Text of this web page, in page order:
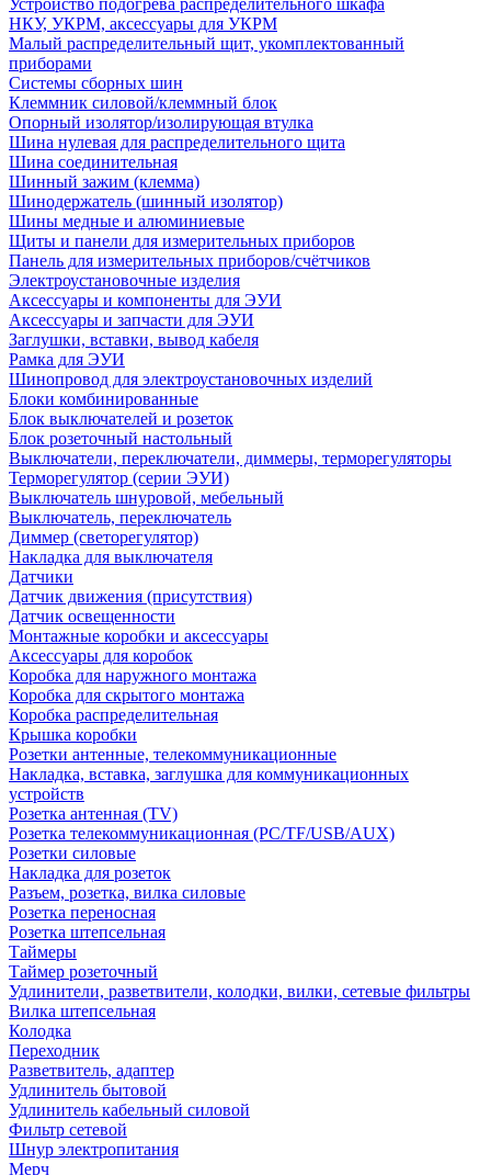
Устройство подогрева распределительного шкафа
НКУ, УКРМ, аксессуары для УКРМ
Малый распределительный щит, укомплектованный
приборами
Системы сборных шин
Клеммник силовой/клеммный блок
Опорный изолятор/изолирующая втулка
Шина нулевая для распределительного щита
Шина соединительная
Шинный зажим (клемма)
Шинодержатель (шинный изолятор)
Шины медные и алюминиевые
Щиты и панели для измерительных приборов
Панель для измерительных приборов/счётчиков
Электроустановочные изделия
Аксессуары и компоненты для ЭУИ
Аксессуары и запчасти для ЭУИ
Заглушки, вставки, вывод кабеля
Рамка для ЭУИ
Шинопровод для электроустановочных изделий
Блоки комбинированные
Блок выключателей и розеток
Блок розеточный настольный
Выключатели, переключатели, диммеры, терморегуляторы
Терморегулятор (серии ЭУИ)
Выключатель шнуровой, мебельный
Выключатель, переключатель
Диммер (светорегулятор)
Накладка для выключателя
Датчики
Датчик движения (присутствия)
Датчик освещенности
Монтажные коробки и аксессуары
Аксессуары для коробок
Коробка для наружного монтажа
Коробка для скрытого монтажа
Коробка распределительная
Крышка коробки
Розетки антенные, телекоммуникационные
Накладка, вставка, заглушка для коммуникационных
устройств
Розетка антенная (TV)
Розетка телекоммуникационная (PC/TF/USB/AUX)
Розетки силовые
Накладка для розеток
Разъем, розетка, вилка силовые
Розетка переносная
Розетка штепсельная
Таймеры
Таймер розеточный
Удлинители, разветвители, колодки, вилки, сетевые фильтры
Вилка штепсельная
Колодка
Переходник
Разветвитель, адаптер
Удлинитель бытовой
Удлинитель кабельный силовой
Фильтр сетевой
Шнур электропитания
Мерч